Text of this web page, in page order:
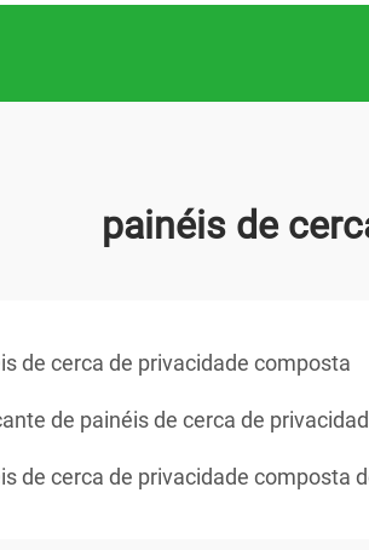
painéis de
de cerca de privacidade composta
de painéis de cerca de
de cerca de privacidade composta